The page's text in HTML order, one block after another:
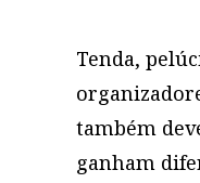
Tenda,
também
ganham